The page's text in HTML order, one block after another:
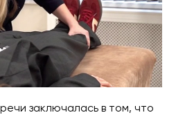
заключалась в том, что